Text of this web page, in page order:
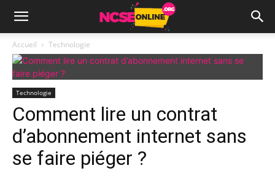
Accueil Technologie
Technologie
Comment lire un contrat
d’abonnement internet sans
se faire piéger ?